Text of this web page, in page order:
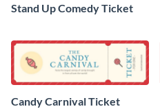
Stand Up Comedy Ticket
Candy Carnival Ticket